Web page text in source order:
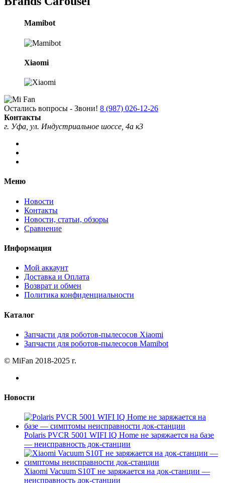
Mamibot
Xiaomi
Остались вопросы - Звони! 8 (987) 026-12-26
Контакты
г. Уфа, ул. Индустриальное шоссе, 4а к3
Меню
Новости
Контакты
Новости, статьи, обзоры
Сравнение
Информация
Мой аккаунт
Доставка и Оплата
Возврат и обмен
Политика конфиденциальности
Каталог
Запчасти для роботов-пылесосов Xiaomi
Запчасти для роботов-пылесосов Mamibot
© MiFan 2018-2025 г.
Новости
Polaris PVCR 5001 WIFI IQ Home не заряжается на базе
— неисправность док-станции
Xiaomi Vacuum S10T не заряжается на док-станции —
неисправность док-станции